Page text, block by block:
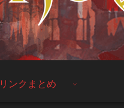
リンクまとめ